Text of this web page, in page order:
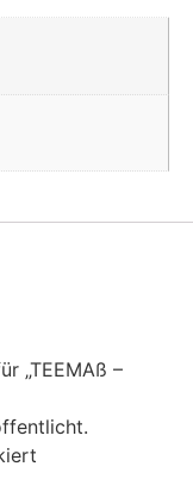
„TEEMAß –